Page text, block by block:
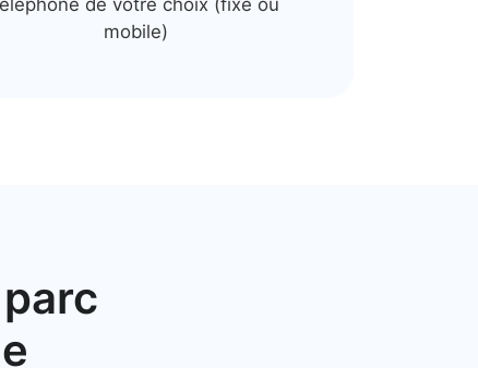
mobile)